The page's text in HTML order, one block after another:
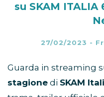
su SKAM
27/02/2023 -
Guarda in streaming
stagione di SKAM